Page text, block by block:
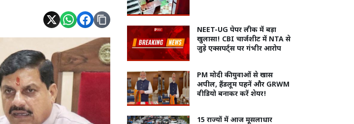
NEET-UG पेपर लीक में बड़ा
खुलासा! CBI चार्जशीट में NTA से
जुड़े एक्सपर्ट्स पर गंभीर आरोप
PM मोदी की युवाओं से खास
अपील, हैंडलूम पहनें और GRWM
वीडियो बनाकर करें शेयर!
15 राज्यों में आज मूसलाधार